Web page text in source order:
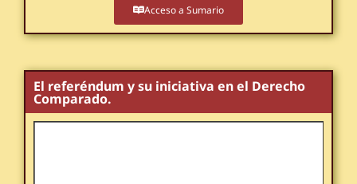
Acceso a Sumario
El referéndum y su iniciativa en el Derecho
Comparado.